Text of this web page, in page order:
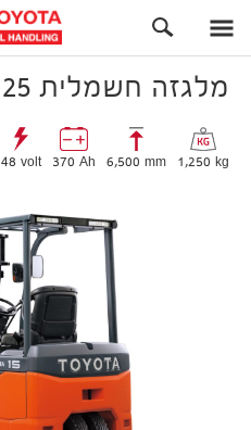
48V מלגזה חשמלית 1.25 טון – 8FBE13
מלגזה חשמלית 1.25 טון – 8FBE13
1,250 kg
6,500 mm
370 Ah
48 volt